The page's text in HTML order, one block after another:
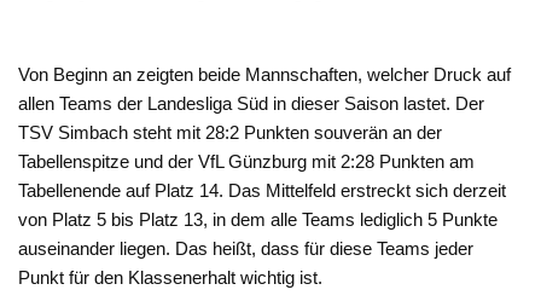
Von Beginn an zeigten beide Mannschaften, welcher Druck auf
allen Teams der Landesliga Süd in dieser Saison lastet. Der
TSV Simbach steht mit 28:2 Punkten souverän an der
Tabellenspitze und der VfL Günzburg mit 2:28 Punkten am
Tabellenende auf Platz 14. Das Mittelfeld erstreckt sich derzeit
von Platz 5 bis Platz 13, in dem alle Teams lediglich 5 Punkte
auseinander liegen. Das heißt, dass für diese Teams jeder
Punkt für den Klassenerhalt wichtig ist.